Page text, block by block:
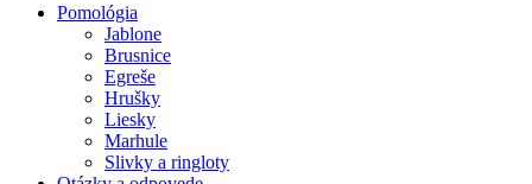
Pomológia
Jablone
Brusnice
Egreše
Hrušky
Liesky
Marhule
Slivky a ringloty